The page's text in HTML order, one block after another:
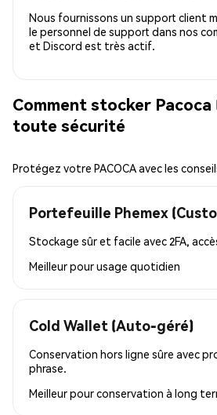
Nous fournissons un support client
le personnel de support dans nos
et Discord est très actif.
Comment stocker Pacoca
toute sécurité
Protégez votre PACOCA avec les
Portefeuille Phemex
Stockage sûr et facile avec 2FA,
Meilleur pourusage quotidien
Cold Wallet (Auto-géré)
Conservation hors ligne sûre avec
phrase.
Meilleur pourconservation à long